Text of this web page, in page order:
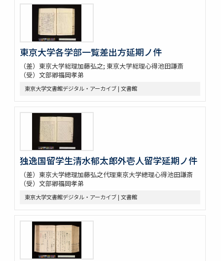
東京大学各学部一覧差出方延期ノ件
（差）東京大学総理加藤弘之; 東京大学総理心得池田謙斎
（受）文部卿福岡孝弟
東京大学文書館デジタル・アーカイブ | 文書館
独逸国留学生清水郁太郎外壱人留学延期ノ件
（差）東京大学總理加藤弘之代理東京大学總理心得池田謙斎
（受）文部卿福岡孝弟
東京大学文書館デジタル・アーカイブ | 文書館